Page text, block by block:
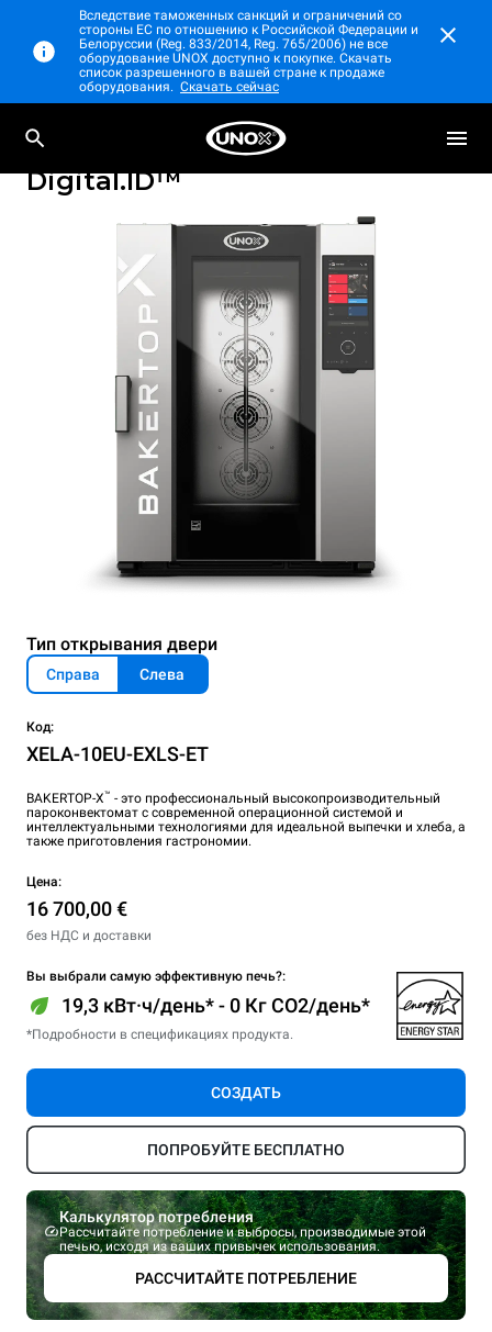
Вследствие таможенных санкций и ограничений со
стороны ЕС по отношению к Российской Федерации и
Белоруссии (Reg. 833/2014, Reg. 765/2006) не все
оборудование UNOX доступно к покупке. Скачать
список разрешенного в вашей стране к продаже
оборудования. Скачать сейчас
Профессиональный настольный
пароконвектомат
BAKERTOP-X™
Digital.ID™
Тип открывания двери
Справа Слева
Код:
XELA-10EU-EXLS-ET
BAKERTOP-X™ - это профессиональный высокопроизводительный
пароконвектомат с современной операционной системой и
интеллектуальными технологиями для идеальной выпечки и хлеба, а
также приготовления гастрономии.
Цена:
16 700,00 €
без НДС и доставки
Вы выбрали самую эффективную печь?:
19,3 кВт·ч/день* - 0 Кг CO2/день*
*Подробности в спецификациях продукта.
СОЗДАТЬ
ПОПРОБУЙТЕ БЕСПЛАТНО
Калькулятор потребления
Рассчитайте потребление и выбросы, производимые этой
печью, исходя из ваших привычек использования.
РАССЧИТАЙТЕ ПОТРЕБЛЕНИЕ